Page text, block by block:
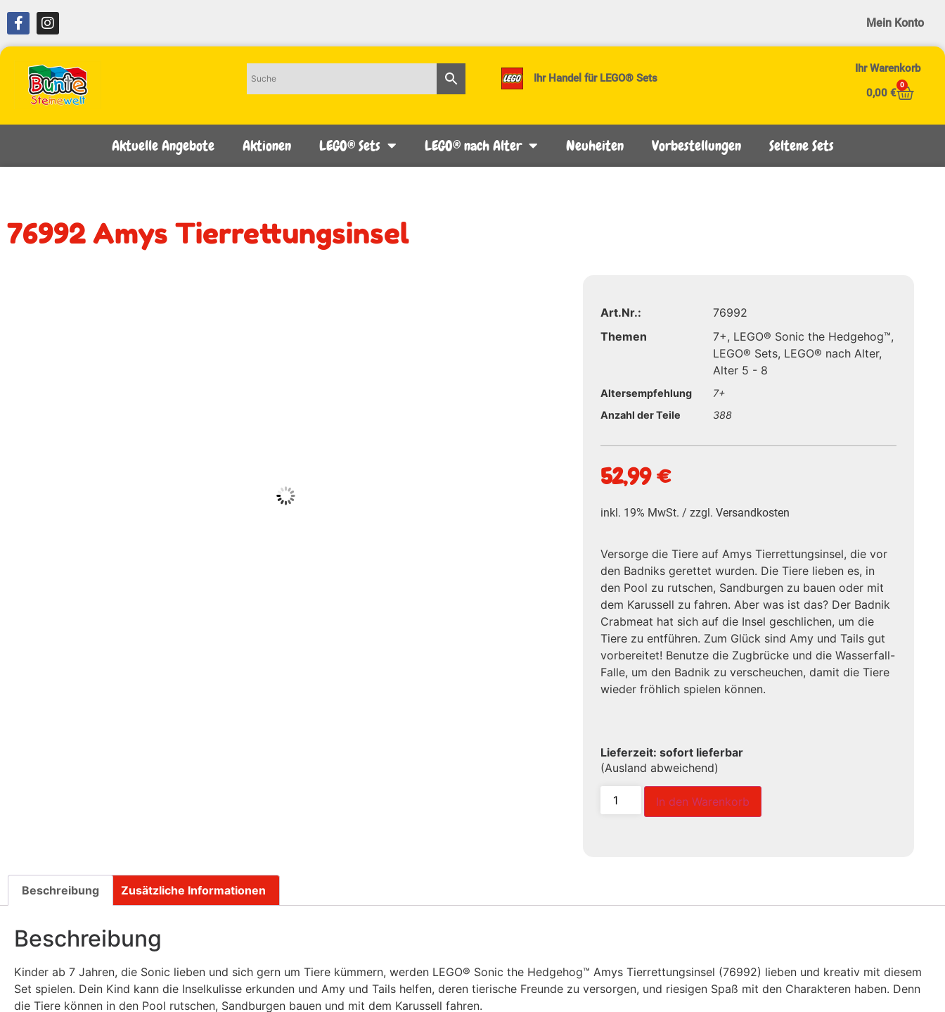
Mein Konto
Ihr Handel für LEGO® Sets
Ihr Warenkorb
0,00 €
0
Aktuelle Angebote Aktionen LEGO® Sets LEGO® nach Alter Neuheiten Vorbestellungen Seltene Sets
76992 Amys Tierrettungsinsel
Art.Nr.:
76992
Themen
7+, LEGO® Sonic the Hedgehog™,
LEGO® Sets, LEGO® nach Alter,
Alter 5 - 8
Altersempfehlung
7+
Anzahl der Teile
388
52,99€
inkl. 19% MwSt. / zzgl.Versandkosten
Versorge die Tiere auf Amys Tierrettungsinsel, die vor
den Badniks gerettet wurden. Die Tiere lieben es, in
den Pool zu rutschen, Sandburgen zu bauen oder mit
dem Karussell zu fahren. Aber was ist das? Der Badnik
Crabmeat hat sich auf die Insel geschlichen, um die
Tiere zu entführen. Zum Glück sind Amy und Tails gut
vorbereitet! Benutze die Zugbrücke und die Wasserfall-
Falle, um den Badnik zu verscheuchen, damit die Tiere
wieder fröhlich spielen können.
Lieferzeit: sofort lieferbar
(Ausland abweichend)
In den Warenkorb
Beschreibung Zusätzliche Informationen
Beschreibung
Kinder ab 7 Jahren, die Sonic lieben und sich gern um Tiere kümmern, werden LEGO® Sonic the Hedgehog™ Amys Tierrettungsinsel (76992) lieben und kreativ mit diesem
Set spielen. Dein Kind kann die Inselkulisse erkunden und Amy und Tails helfen, deren tierische Freunde zu versorgen, und riesigen Spaß mit den Charakteren haben. Denn
die Tiere können in den Pool rutschen, Sandburgen bauen und mit dem Karussell fahren.